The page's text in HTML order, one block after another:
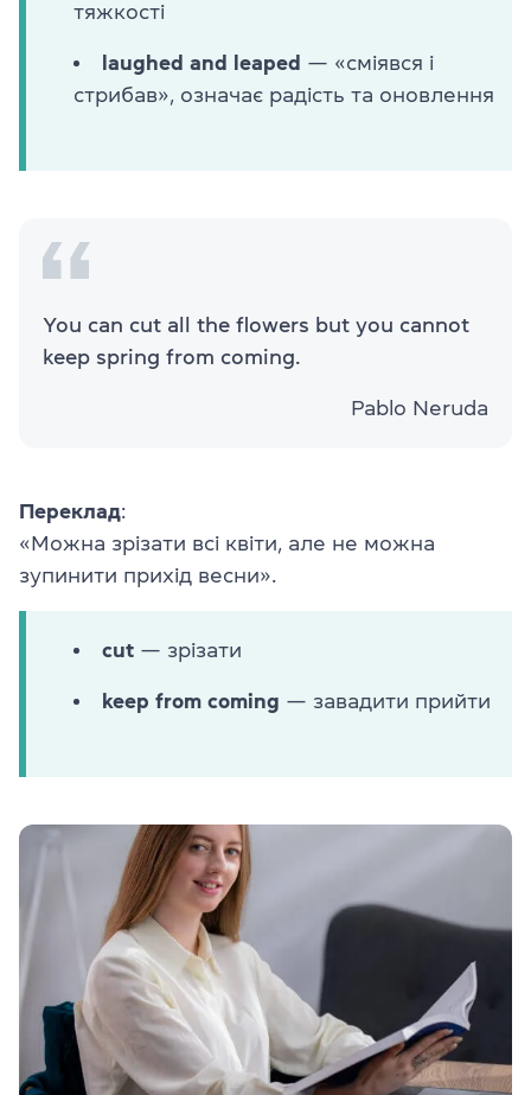
тяжкості
laughed and leaped — «сміявся і
стрибав», означає радість та оновлення
You can cut all the flowers but you cannot
keep spring from coming.
Pablo Neruda
Переклад:
«Можна зрізати всі квіти, але не можна
зупинити прихід весни».
cut — зрізати
keep from coming — завадити прийти